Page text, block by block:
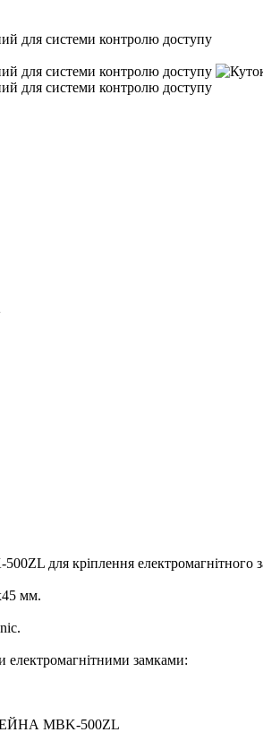
для кріплення електромагнітного
мм.
замками:
MBK-500ZL